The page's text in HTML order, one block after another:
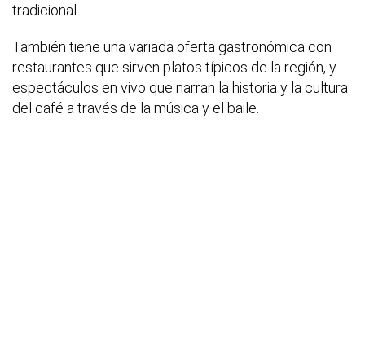
tradicional.
También tiene una variada oferta gastronómica con
restaurantes que sirven platos típicos de la región, y
espectáculos en vivo que narran la historia y la cultura
del café a través de la música y el baile.